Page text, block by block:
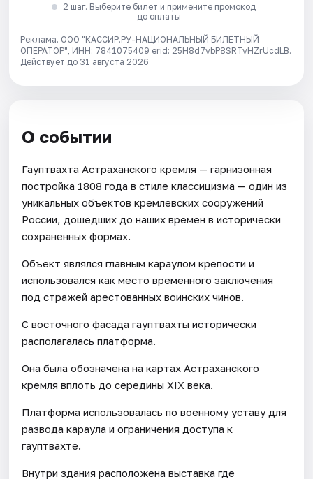
2 шаг. Выберите билет и примените промокод
до оплаты
Реклама. ООО "КАССИР.РУ-НАЦИОНАЛЬНЫЙ БИЛЕТНЫЙ
ОПЕРАТОР", ИНН: 7841075409 erid: 25H8d7vbP8SRTvHZrUcdLB.
Действует до 31 августа 2026
О событии
Гауптвахта Астраханского кремля — гарнизонная
постройка 1808 года в стиле классицизма — один из
уникальных объектов кремлевских сооружений
России, дошедших до наших времен в исторически
сохраненных формах.
Объект являлся главным караулом крепости и
использовался как место временного заключения
под стражей арестованных воинских чинов.
С восточного фасада гауптвахты исторически
располагалась платформа.
Она была обозначена на картах Астраханского
кремля вплоть до середины XIX века.
Платформа использовалась по военному уставу для
развода караула и ограничения доступа к
гауптвахте.
Внутри здания расположена выставка где